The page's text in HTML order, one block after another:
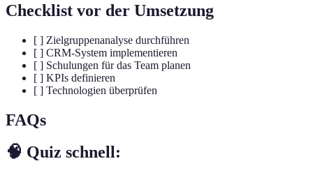
Checklist vor der Umsetzung
[ ] Zielgruppenanalyse durchführen
[ ] CRM-System implementieren
[ ] Schulungen für das Team planen
[ ] KPIs definieren
[ ] Technologien überprüfen
FAQs
🧠 Quiz schnell: